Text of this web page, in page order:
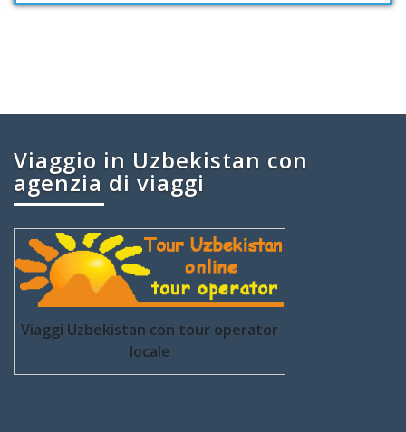
Viaggio in Uzbekistan con
agenzia di viaggi
Viaggi Uzbekistan con tour operator
locale